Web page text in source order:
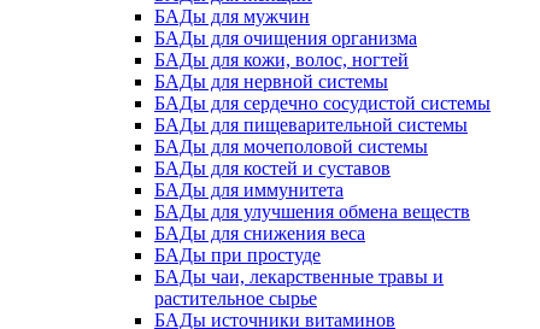
БАДы для мужчин
БАДы для очищения организма
БАДы для кожи, волос, ногтей
БАДы для нервной системы
БАДы для сердечно сосудистой системы
БАДы для пищеварительной системы
БАДы для мочеполовой системы
БАДы для костей и суставов
БАДы для иммунитета
БАДы для улучшения обмена веществ
БАДы для снижения веса
БАДы при простуде
БАДы чаи, лекарственные травы и
растительное сырье
БАДы источники витаминов